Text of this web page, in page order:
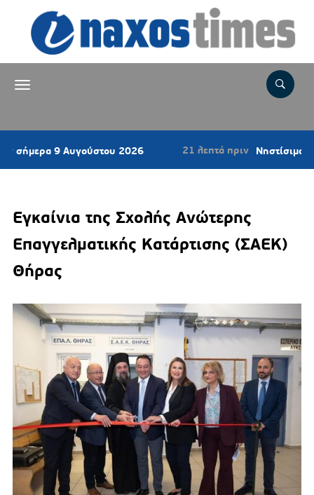
9 Αυγούστου 2026 21 λεπτά πριν Νηστίσιμο κέικ
Εγκαίνια της Σχολής Ανώτερης
Επαγγελματικής Κατάρτισης (ΣΑΕΚ)
Θήρας